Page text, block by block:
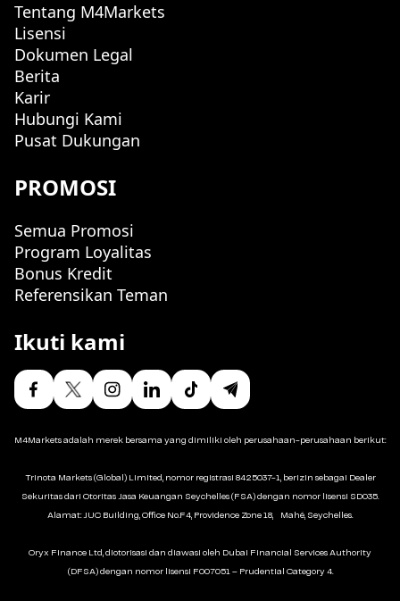
Tentang M4Markets
Lisensi
Dokumen Legal
Berita
Karir
Hubungi Kami
Pusat Dukungan
PROMOSI
Semua Promosi
Program Loyalitas
Bonus Kredit
Referensikan Teman
Ikuti kami
M4Markets adalah merek bersama yang dimiliki oleh perusahaan-perusahaan berikut:
Trinota Markets (Global) Limited, nomor registrasi 8425037-1, berizin sebagai Dealer
Sekuritas dari Otoritas Jasa Keuangan Seychelles (FSA) dengan nomor lisensi SD035.
Alamat: JUC Building, Office No.F4, Providence Zone 18, Mahé, Seychelles.
Oryx Finance Ltd, diotorisasi dan diawasi oleh Dubai Financial Services Authority
(DFSA) dengan nomor lisensi F007051 – Prudential Category 4.